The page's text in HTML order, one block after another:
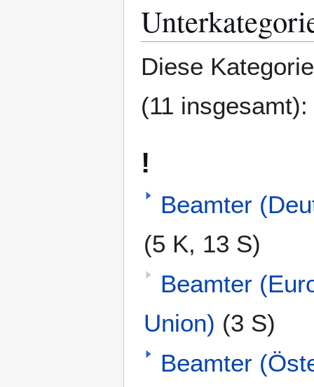
Diese
(11 insgesamt):
!
Beamter
(5 K, 13 S)
Beamter
Union) (3 S)
Beamter